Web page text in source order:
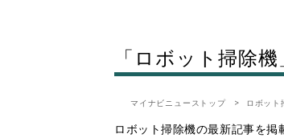
「ロボット掃除
マイナビニューストップ ロボット
ロボット掃除機の最新記事を掲